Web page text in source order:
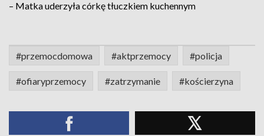
– Matka uderzyła córkę tłuczkiem kuchennym
#przemocdomowa #aktprzemocy #policja
#ofiaryprzemocy #zatrzymanie #kościerzyna